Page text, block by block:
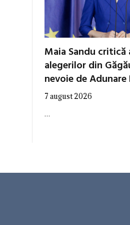
Maia Sandu critică
alegerilor din
nevoie de Adunare
7 august 2026
…